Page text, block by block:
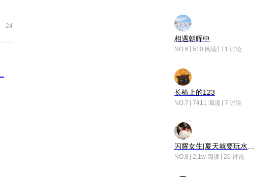
24
相遇朝晖中
NO.6 510 阅读 11 讨论
长椅上的123
NO.7 7411 阅读 7 讨论
NO.8 2.1w 阅读 20 讨论